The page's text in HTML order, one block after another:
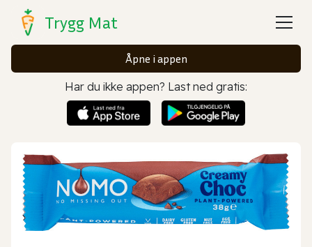
Trygg Mat
Åpne i appen
Har du ikke appen? Last ned gratis: